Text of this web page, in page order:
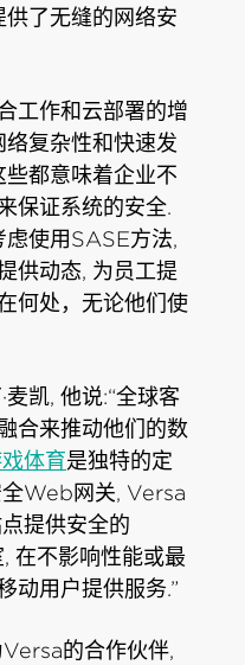
了无缝的网络安
工作和云部署的增
复杂性和快速发
都意味着企业不
保证系统的安全.
使用SASE方法,
供动态, 为员工提
何处，无论他们使
凯, 他说:“全球客
合来推动他们的数
体育是独特的定
Web网关, Versa
提供安全的
在不影响性能或最
动用户提供服务.”
的合作伙伴,